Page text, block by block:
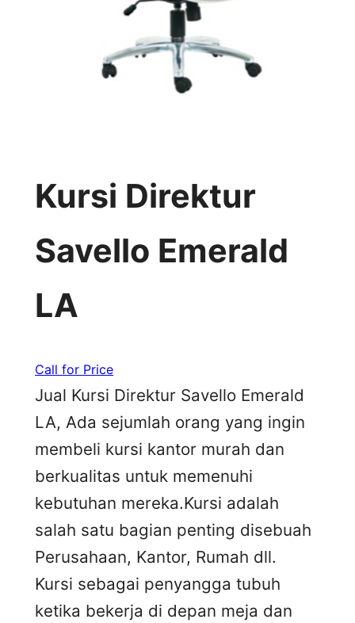
Kursi Direktur
Savello Emerald
LA
Call for Price
Jual Kursi Direktur Savello Emerald
LA, Ada sejumlah orang yang ingin
membeli kursi kantor murah dan
berkualitas untuk memenuhi
kebutuhan mereka.Kursi adalah
salah satu bagian penting disebuah
Perusahaan, Kantor, Rumah dll.
Kursi sebagai penyangga tubuh
ketika bekerja di depan meja dan